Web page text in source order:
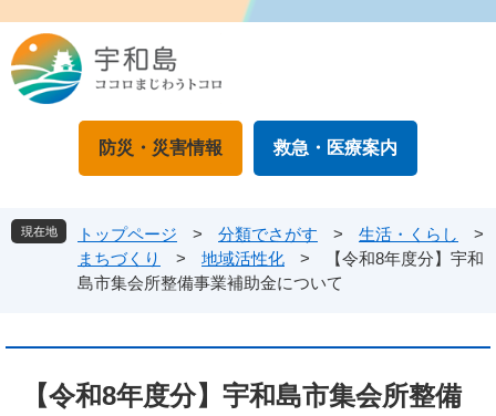
ジ
の
ュ
ー
本
文
防災・災害情報 救急・医療案内
現在地 トップページ > 分類でさがす > 生活・くらし
>
まちづくり
> 地域活性化 >
【令和8年度分】宇和
島市集会所整備事業補助金について
【令和8年度分】宇和島市集会所整備